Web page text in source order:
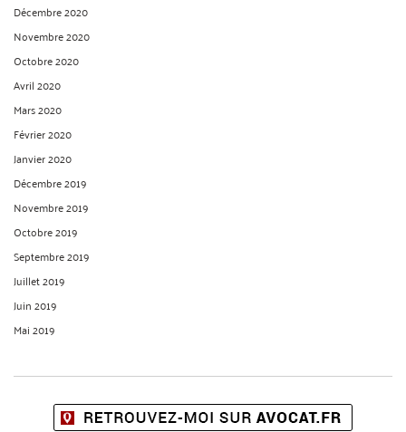
Décembre 2020
Novembre 2020
Octobre 2020
Avril 2020
Mars 2020
Février 2020
Janvier 2020
Décembre 2019
Novembre 2019
Octobre 2019
Septembre 2019
Juillet 2019
Juin 2019
Mai 2019